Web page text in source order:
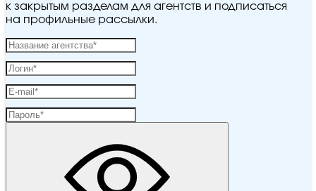
к закрытым разделам для агентств и подписаться
на профильные рассылки.